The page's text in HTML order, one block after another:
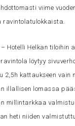
viime
ravintolatulokkaista.
– Hotelli Helkan tiloihin
löytyy
2,5h kattaukseen vain
illallisen lomassa
millintarkkaa
heti niiden